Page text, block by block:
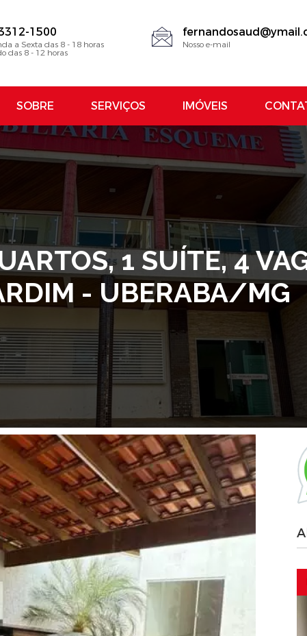
1500
a Sexta das 8 - 18 horas
das 8 - 12 horas
Nosso e-mail
SOBRE SERVIÇOS IMÓVEIS
1 SUÍTE, 4
- UBERABA/MG